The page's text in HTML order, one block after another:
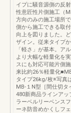
イプに騒音源側の反
性意匠性片側施工（
方向のみの施工場所
側から施工できる取
向上を図りました。
ザイン。従来タイプ
「軽さ」が基本。ア
より大幅な軽量化を
スにも対応可能片側
来比約26％軽量化
タイプ26kg/枚※写真
MB-１N型［間仕切タ
480新商品ラインア
ラーベルリーベンス
ーネ防音めかくしフ